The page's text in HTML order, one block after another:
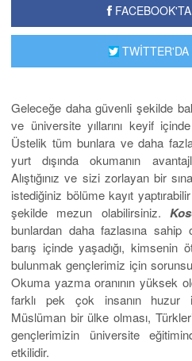
TWİTTER'DA
Geleceğe daha güvenli şekilde
ve üniversite yıllarını keyif
Üstelik tüm bunlara ve daha
yurt dışında okumanın
Alıştığınız ve sizi zorlayan bir
istediğiniz bölüme kayıt
şekilde mezun olabilirsiniz.
bunlardan daha fazlasına sahip
barış içinde yaşadığı, kimsenin
bulunmak gençlerimiz için
Okuma yazma oranının yüksek
farklı pek çok insanın huzur
Müslüman bir ülke olması,
gençlerimizin üniversite
etkilidir.